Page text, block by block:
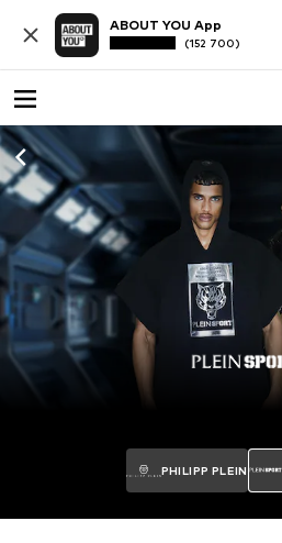
ABOUT YOU App
(152 700)
PHILIPP PLEIN